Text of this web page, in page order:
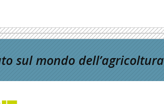
sul mondo dell’agricoltura